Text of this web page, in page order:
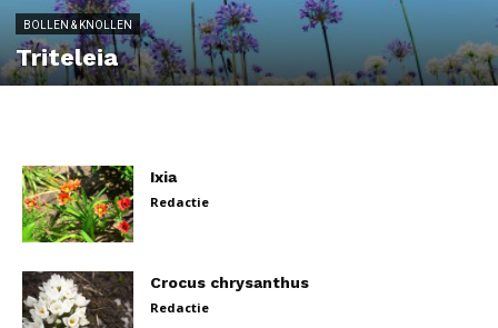
BOLLEN & KNOLLEN
Triteleia
Ixia
Redactie
Crocus chrysanthus
Redactie